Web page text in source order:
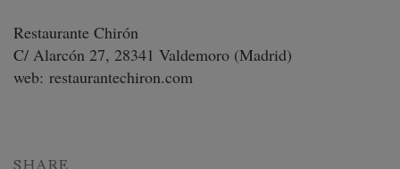
Restaurante Chirón
C/ Alarcón 27, 28341 Valdemoro (Madrid)
web: restaurantechiron.com